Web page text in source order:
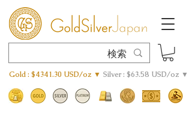
Gold : $4341.30 USD/oz ▼ Silver : $63.58 USD/oz ▼